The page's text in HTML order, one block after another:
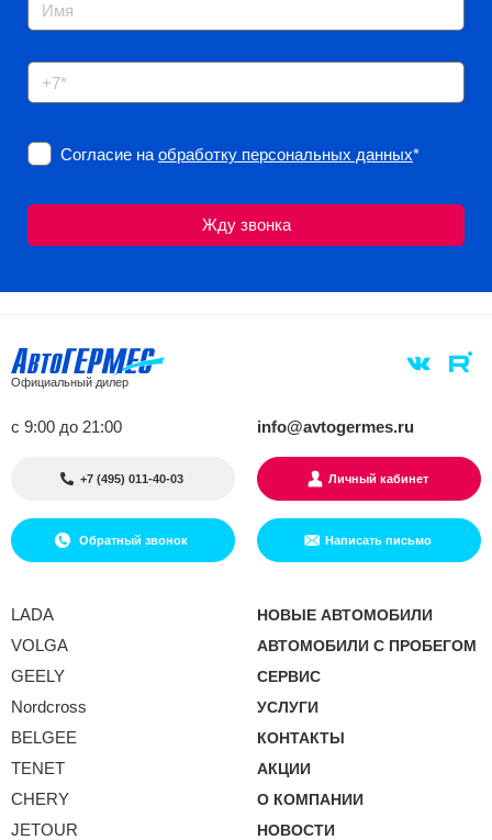
Согласие на обработку персональных данных*
Официальный дилер
с 9:00 до 21:00 info@avtogermes.ru
+7 (495) 011-40-03 Личный кабинет
Обратный звонок Написать письмо
LADA
VOLGA
GEELY
Nordcross
BELGEE
TENET
CHERY
JETOUR
НОВЫЕ АВТОМОБИЛИ
АВТОМОБИЛИ С ПРОБЕГОМ
СЕРВИС
УСЛУГИ
КОНТАКТЫ
АКЦИИ
О КОМПАНИИ
НОВОСТИ